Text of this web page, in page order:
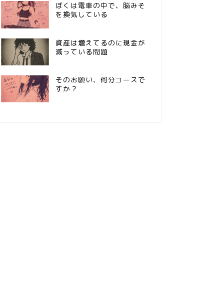
ぼくは電車の中で、脳みそ
を換気している
資産は増えてるのに現金が
減っている問題
そのお願い、何分コースで
すか？